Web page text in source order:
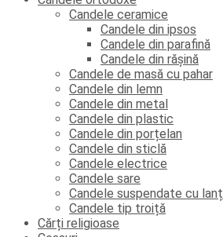
Candele ceramice
Candele din ipsos
Candele din parafină
Candele din rășină
Candele de masă cu pahar
Candele din lemn
Candele din metal
Candele din plastic
Candele din porțelan
Candele din sticlă
Candele electrice
Candele sare
Candele suspendate cu lanț
Candele tip troiță
Cărți religioase